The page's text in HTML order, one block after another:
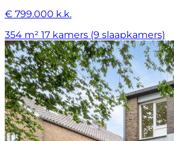
€ 799.000 k.k.
354 m² 17 kamers (9 slaapkamers)